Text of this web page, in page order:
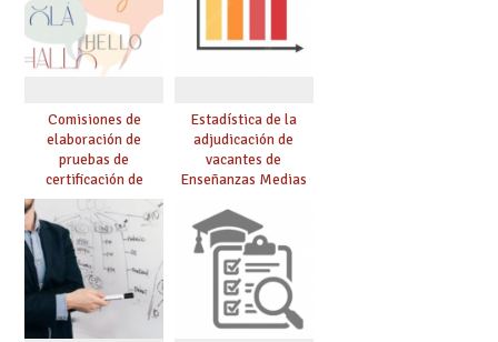
Comisiones de
elaboración de
pruebas de
certificación de
competencia
lingüística: publicada
resolución definitiva
Estadística de la
adjudicación de
vacantes de
Enseñanzas Medias